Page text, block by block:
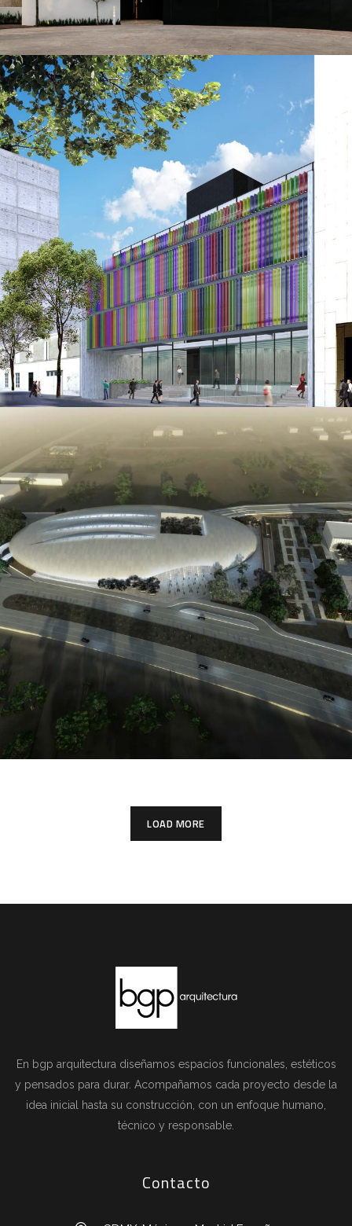
Casa Nogal
VIVIENDA
Oficinas Sófocles
Centro de convenciones Pachuca
Hidalgo
LOAD MORE
En bgp arquitectura diseñamos espacios funcionales, estéticos
y pensados para durar. Acompañamos cada proyecto desde la
idea inicial hasta su construcción, con un enfoque humano,
técnico y responsable.
Contacto